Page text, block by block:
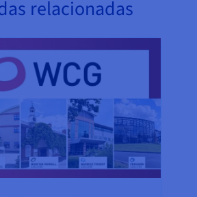
relacionadas